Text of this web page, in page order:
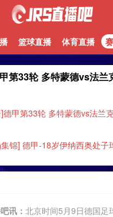
篮球直播 体育直播
第33轮 多特蒙德vs法兰
德甲第33轮 多特蒙德vs法兰
] 德甲-18岁伊纳西奥处子球吉拉
讯： 北京时间5月9日德国足